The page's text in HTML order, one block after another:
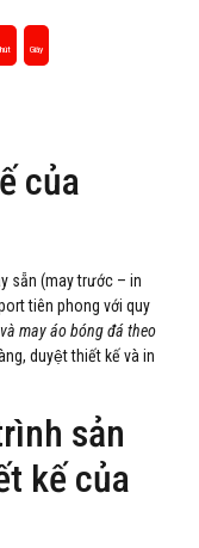
Giây
của
sẵn (may trước – in
tiên phong với quy
may áo bóng đá theo
duyệt thiết kế và in
sản
kế của